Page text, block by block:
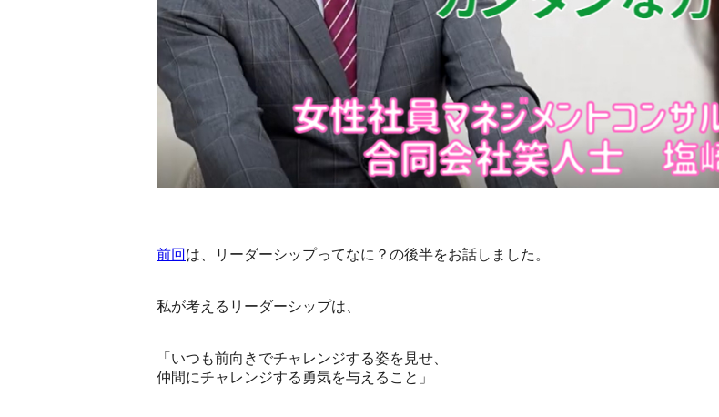
前回 は、リーダーシップってなに？の後半をお話しました。
私が考えるリーダーシップは、
「いつも前向きでチャレンジする姿を見せ、
仲間にチャレンジする勇気を与えること」